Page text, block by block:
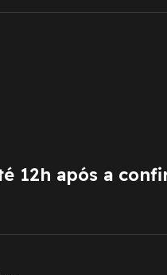
12h após a